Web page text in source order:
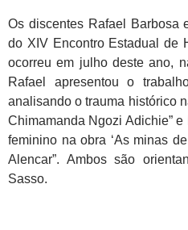
Os discentes Rafael Barbosa
do XIV Encontro Estadual de
ocorreu em julho deste ano,
Rafael apresentou o
analisando o trauma histórico
Chimamanda Ngozi Adichie”
feminino na obra ‘As minas
Alencar”. Ambos são
Sasso.